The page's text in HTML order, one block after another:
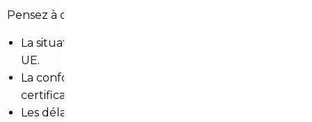
Pensez à contrôler :
La situation TVA : véhicule intra-UE vs import hors
UE.
La conformité aux normes françaises et au
certificat de conformité européen.
Les délais et coûts pour obtenir la carte grise en